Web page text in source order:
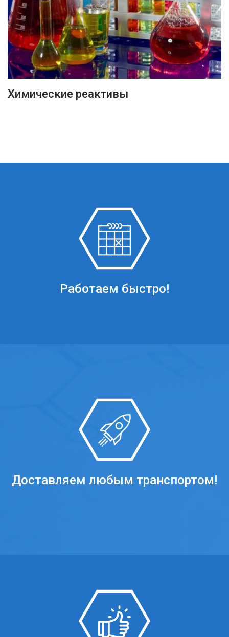
ПОДРОБНЕЕ
Химические реактивы
Работаем быстро!
Доставляем любым транспортом!